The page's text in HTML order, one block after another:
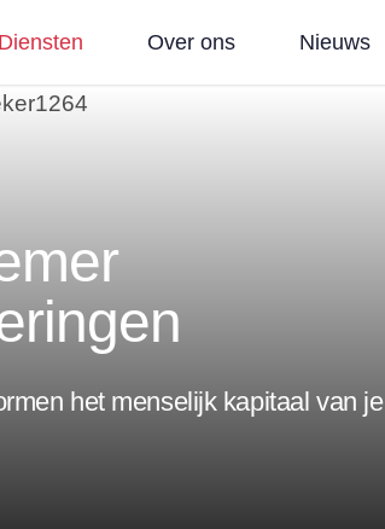
Diensten Over ons Nieuws
het menselijk kapitaal van je